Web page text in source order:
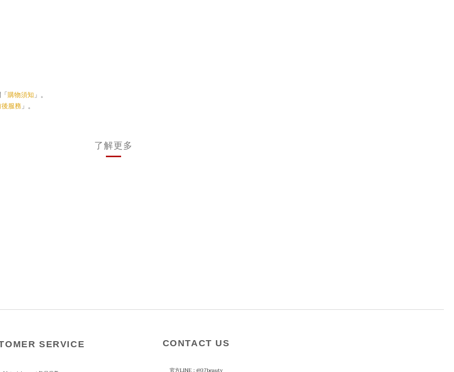
購物須知 」。
服務 」。
了解更多
SERVICE CONTACT US
官方LINE： @37beauty